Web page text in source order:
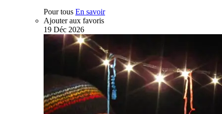
Pour tous En savoir
Ajouter aux favoris
19 Déc 2026